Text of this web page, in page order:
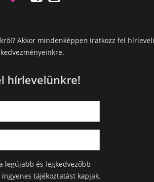
Akkor mindenképpen iratkozz fel
hírlevelünkre!
legújabb és legkedvezőbb
tájékoztatást kapjak.